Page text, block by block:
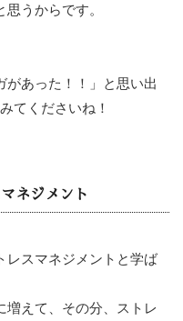
うからです。
があった！！」と思い出
てくださいね！
ネジメント
レスマネジメントと学ば
増えて、その分、ストレ